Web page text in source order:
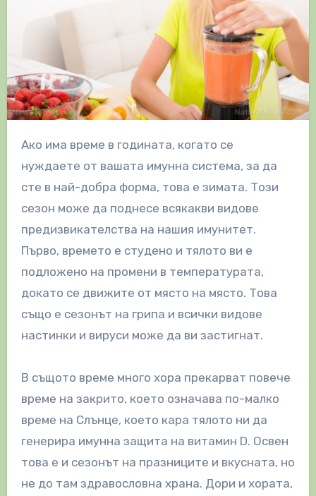
Ако има време в годината, когато се
нуждаете от вашата имунна система, за да
сте в най-добра форма, това е зимата. Този
сезон може да поднесе всякакви видове
предизвикателства на нашия имунитет.
Първо, времето е студено и тялото ви е
подложено на промени в температурата,
докато се движите от място на място. Това
също е сезонът на грипа и всички видове
настинки и вируси може да ви застигнат.
В същото време много хора прекарват повече
време на закрито, което означава по-малко
време на Слънце, което кара тялото ни да
генерира имунна защита на витамин D. Освен
това е и сезонът на празниците и вкусната, но
не до там здравословна храна. Дори и хората,